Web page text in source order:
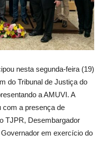
nesta segunda-feira (19)
do Tribunal de Justiça do
a AMUVI. A
com a presença de
TJPR, Desembargador
em exercício do